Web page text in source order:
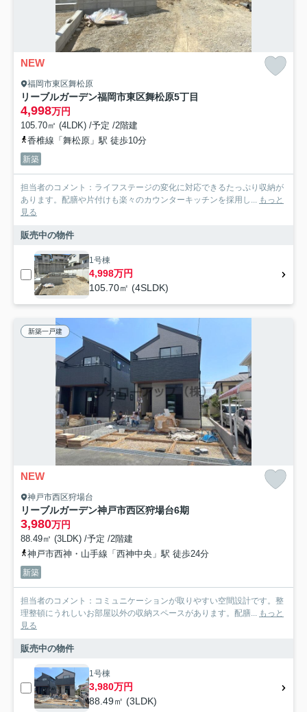
NEW
福岡市東区舞松原
リーブルガーデン福岡市東区舞松原5丁目
4,998万円
105.70㎡ (4LDK) /予定 /2階建
香椎線「舞松原」駅 徒歩10分
新築
担当者のコメント：ライフステージの変化に対応できるたっぷり収納が
あります。配膳や片付けも楽々のカウンターキッチンを採用し... もっと
見る
販売中の物件
1号棟
4,998万円
105.70㎡ (4SLDK)
新築一戸建
NEW
神戸市西区狩場台
リーブルガーデン神戸市西区狩場台6期
3,980万円
88.49㎡ (3LDK) /予定 /2階建
神戸市西神・山手線「西神中央」駅 徒歩24分
新築
担当者のコメント：コミュニケーションが取りやすい空間設計です。整
理整頓にうれしいお部屋以外の収納スペースがあります。配膳... もっと
見る
販売中の物件
1号棟
3,980万円
88.49㎡ (3LDK)